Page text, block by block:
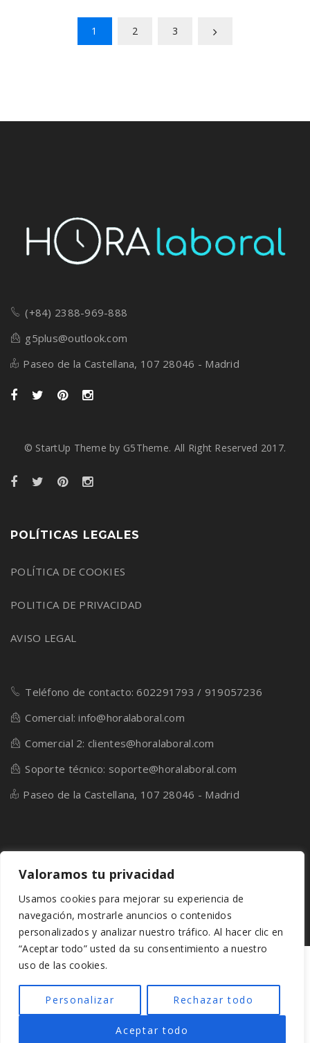
Valoramos tu privacidad
Usamos cookies para mejorar su experiencia de
navegación, mostrarle anuncios o contenidos
personalizados y analizar nuestro tráfico. Al hacer clic en
“Aceptar todo” usted da su consentimiento a nuestro
uso de las cookies.
Personalizar Rechazar todo
Aceptar todo
1 2 3
(+84) 2388-969-888
g5plus@outlook.com
Paseo de la Castellana, 107 28046 - Madrid
© StartUp Theme by G5Theme. All Right Reserved 2017.
POLÍTICAS LEGALES
POLÍTICA DE COOKIES
POLITICA DE PRIVACIDAD
AVISO LEGAL
Teléfono de contacto: 602291793 / 919057236
Comercial: info@horalaboral.com
Comercial 2: clientes@horalaboral.com
Soporte técnico: soporte@horalaboral.com
Paseo de la Castellana, 107 28046 - Madrid
© Hora Laboral. All Right Reserved 2024.